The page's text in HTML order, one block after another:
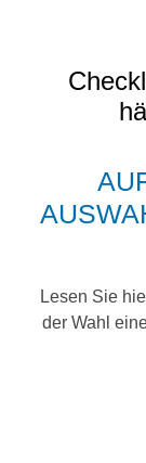
Lesen Sie
der Wahl